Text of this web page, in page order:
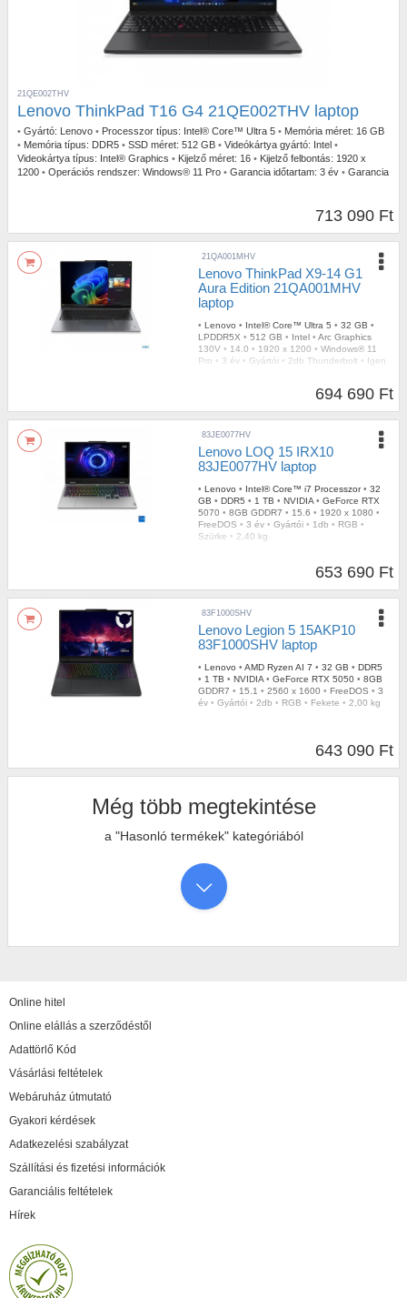
21QE002THV
Lenovo ThinkPad T16 G4 21QE002THV laptop
• Gyártó: Lenovo • Processzor típus: Intel® Core™ Ultra 5 • Memória méret: 16 GB
• Memória típus: DDR5 • SSD méret: 512 GB • Videókártya gyártó: Intel •
Videokártya típus: Intel® Graphics • Kijelző méret: 16 • Kijelző felbontás: 1920 x
1200 • Operációs rendszer: Windows® 11 Pro • Garancia időtartam: 3 év • Garancia
713 090 Ft
21QA001MHV
Lenovo ThinkPad X9-14 G1
Aura Edition 21QA001MHV
laptop
• Lenovo • Intel® Core™ Ultra 5 • 32 GB •
LPDDR5X • 512 GB • Intel • Arc Graphics
130V • 14.0 • 1920 x 1200 • Windows® 11
Pro • 3 év • Gyártói • 2db Thunderbolt • Igen
694 690 Ft
83JE0077HV
Lenovo LOQ 15 IRX10
83JE0077HV laptop
• Lenovo • Intel® Core™ i7 Processzor • 32
GB • DDR5 • 1 TB • NVIDIA • GeForce RTX
5070 • 8GB GDDR7 • 15.6 • 1920 x 1080 •
FreeDOS • 3 év • Gyártói • 1db • RGB •
Szürke • 2,40 kg
653 690 Ft
83F1000SHV
Lenovo Legion 5 15AKP10
83F1000SHV laptop
• Lenovo • AMD Ryzen AI 7 • 32 GB • DDR5
• 1 TB • NVIDIA • GeForce RTX 5050 • 8GB
GDDR7 • 15.1 • 2560 x 1600 • FreeDOS • 3
év • Gyártói • 2db • RGB • Fekete • 2,00 kg
643 090 Ft
Még több megtekintése
a "Hasonló termékek" kategóriából
Online hitel
Online elállás a szerződéstől
Adattörlő Kód
Vásárlási feltételek
Webáruház útmutató
Gyakori kérdések
Adatkezelési szabályzat
Szállítási és fizetési információk
Garanciális feltételek
Hírek